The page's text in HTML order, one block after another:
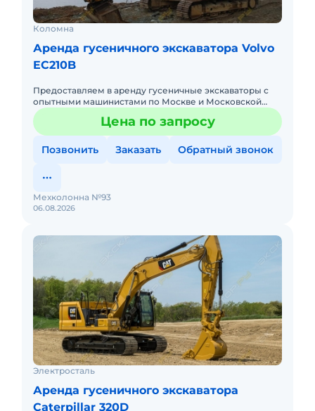
Коломна
Аренда гусеничного экскаватора Volvo
EC210B
Предоставляем в аренду гусеничные экскаваторы с
опытными машинистами по Москве и Московской
области. Любой вид аренды. Долгосрочный,
краткосрочный (почасовой, п
Цена по запросу
Позвонить Заказать Обратный звонок
06.08.2026
Мехколонна №93
Электросталь
Аренда гусеничного экскаватора
Caterpillar 320D